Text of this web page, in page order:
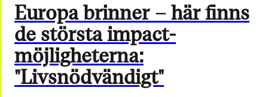
Europa brinner – här finns
de största impact-
möjligheterna:
"Livsnödvändigt"